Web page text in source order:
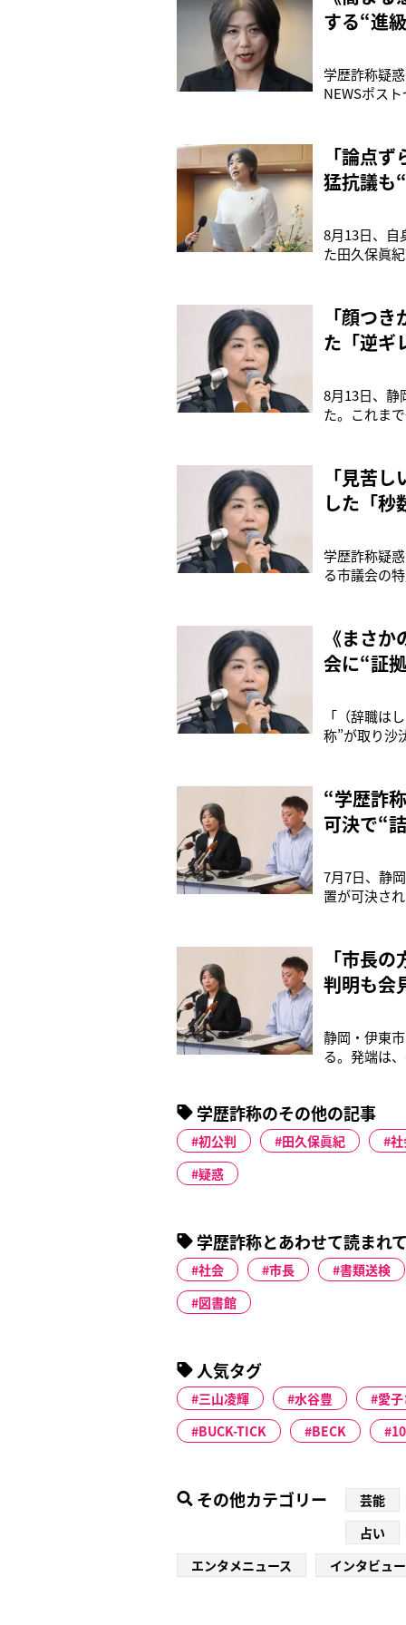
する“進
学歴詐称疑
NEWSポス
業”がウソ
「論点
猛抗議も
8月13日、自
た田久保眞
に東洋大学
「顔つ
た「逆ギ
8月13日、静
た。これま
た結果、『
「見苦
した「秒
学歴詐称疑
る市議会の
は、刑事告
《まさ
会に“証
「（辞職は
称”が取り沙
市の広報紙
“学歴詐
可決で“
7月7日、静
置が可決さ
に、彼女の
「市長
判明も会
静岡・伊東
る。発端は
行された市
学歴詐称のその他の記事
初公判 田久保眞紀
疑惑
学歴詐称とあわせて読まれ
社会 市長
書類送検
図書館
人気タグ
三山凌輝 水谷豊
愛
BUCK-TICK
BECK
その他カテゴリー
芸能
占い
エンタメニュース
インタビュー